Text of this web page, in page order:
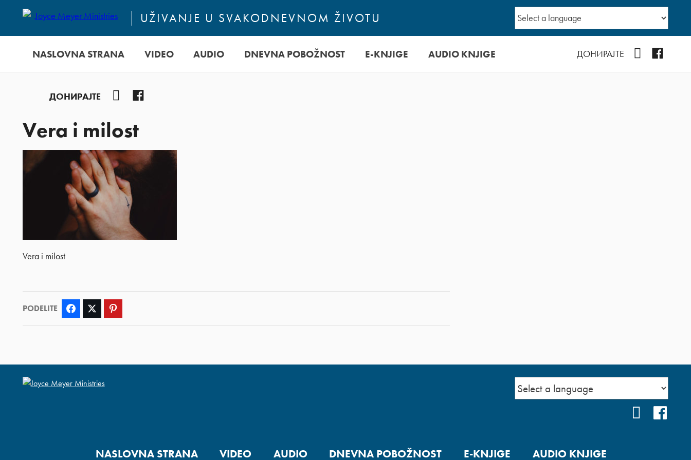
UŽIVANJE U SVAKODNEVNOM ŽIVOTU
NASLOVNA STRANA VIDEO AUDIO DNEVNA POBOŽNOST E-KNJIGE AUDIO KNJIGE ДОНИРАЈТЕ YouTube
ДОНИРАЈТЕ YouTube
Vera i milost
Vera i milost
PODELITE Facebook Twitter
YOUTUBE
NASLOVNA STRANA VIDEO AUDIO DNEVNA POBOŽNOST E-KNJIGE AUDIO KNJIGE